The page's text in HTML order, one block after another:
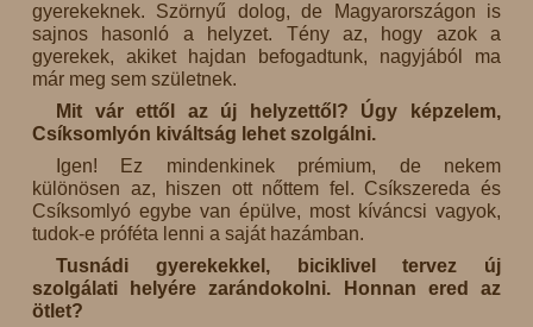
gyerekeknek. Szörnyű dolog, de Magyarországon is
sajnos hasonló a helyzet. Tény az, hogy azok a
gyerekek, akiket hajdan befogadtunk, nagyjából ma
már meg sem születnek.
Mit vár ettől az új helyzettől? Úgy képzelem,
Csíksomlyón kiváltság lehet szolgálni.
Igen! Ez mindenkinek prémium, de nekem
különösen az, hiszen ott nőttem fel. Csíkszereda és
Csíksomlyó egybe van épülve, most kíváncsi vagyok,
tudok-e próféta lenni a saját hazámban.
Tusnádi gyerekekkel, biciklivel tervez új
szolgálati helyére zarándokolni. Honnan ered az
ötlet?